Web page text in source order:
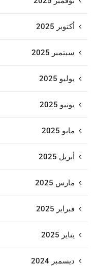
أكتوبر 2025
سبتمبر 2025
يوليو 2025
يونيو 2025
مايو 2025
أبريل 2025
مارس 2025
فبراير 2025
يناير 2025
ديسمبر 2024